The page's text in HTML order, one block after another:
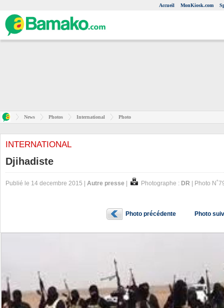
Accueil MonKiosk.com
News Photos International Photo
INTERNATIONAL
Djihadiste
Publié le 14 decembre 2015 | Autre presse Photographe : DR | Photo
Photo précédente Photo